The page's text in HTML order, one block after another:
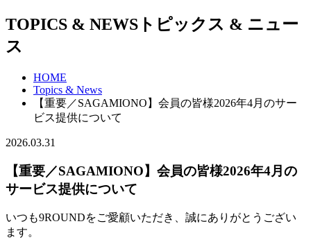
TOPICS & NEWS トピックス & ニュー
ス
HOME
Topics & News
【重要／SAGAMIONO】会員の皆様2026年4月のサー
ビス提供について
2026.03.31
【重要／SAGAMIONO】会員の皆様2026年4月の
サービス提供について
いつも9ROUNDをご愛顧いただき、誠にありがとうござい
ます。